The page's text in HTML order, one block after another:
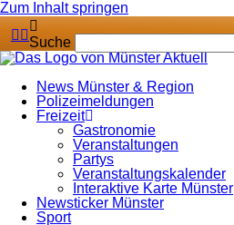
Zum Inhalt springen
Suche
News Münster & Region
Polizeimeldungen
Freizeit
Gastronomie
Veranstaltungen
Partys
Veranstaltungskalender
Interaktive Karte Münster
Newsticker Münster
Sport